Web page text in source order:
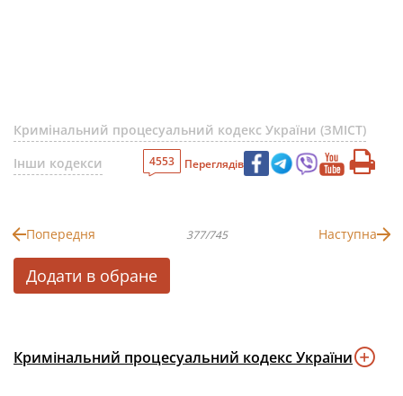
Кримінальний процесуальний кодекс України (ЗМІСТ)
Інши кодекси
4553 Переглядів
Попередня 377/745 Наступна
Додати в обране
Кримінальний процесуальний кодекс України